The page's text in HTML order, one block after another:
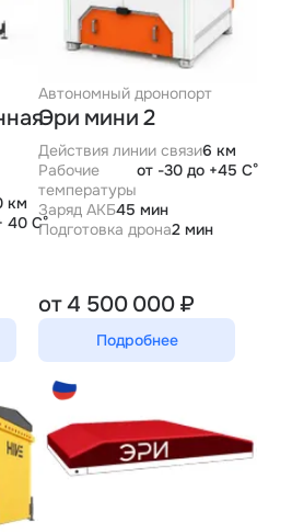
км
40 С°
Автономный дронопорт
Эри мини 2
Действия линии связи6 км
Рабочие
температуры
от -30 до +45 С°
Заряд АКБ45 мин
Подготовка дрона2 мин
от 4 500 000 ₽
Подробнее